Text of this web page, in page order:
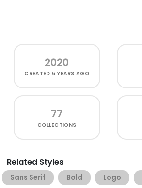
2020
CREATED 6 YEARS AGO
77
COLLECTIONS
Related Styles
Sans Serif Bold Logo